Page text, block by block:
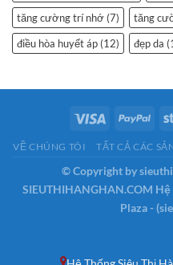
tăng cường trí nhớ (7) tăng
điều hòa huyết áp (12) đẹp da
VỀ CHÚNG TÔI TẤT CẢ CÁC
© Copyright by
SIEUTHIHANGHAN.COM
Plaza -